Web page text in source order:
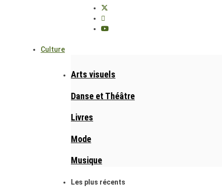
Culture
Arts visuels
Danse et Théâtre
Livres
Mode
Musique
Les plus récents